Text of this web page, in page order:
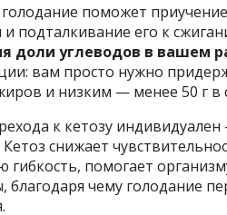
поможет
подталкивание его к
доли углеводов в вашем
вам просто нужно
и низким — менее 50 г в
к кетозу
снижает
гибкость, помогает
благодаря чему голодание